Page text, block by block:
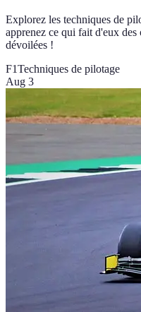
Explorez les techniques de
apprenez ce qui fait d'eux des
dévoilées !
F1Techniques de pilotage
Aug 3